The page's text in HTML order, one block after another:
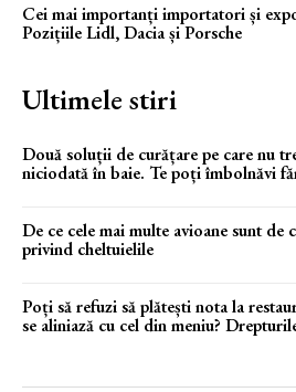
Cei mai importanți importatori și
Pozițiile Lidl, Dacia și Porsche
Ultimele stiri
Două soluții de curățare pe care nu
niciodată în baie. Te poți îmbolnăvi
De ce cele mai multe avioane sunt de
privind cheltuielile
Poți să refuzi să plătești nota la
se aliniază cu cel din meniu?